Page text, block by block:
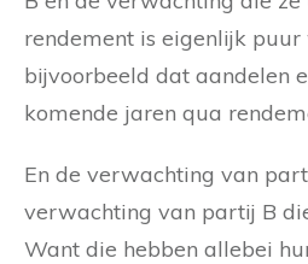
rendement is eigenlijk puur
bijvoorbeeld dat aandelen
komende jaren qua
En de verwachting van
verwachting van partij B
Want die hebben allebei